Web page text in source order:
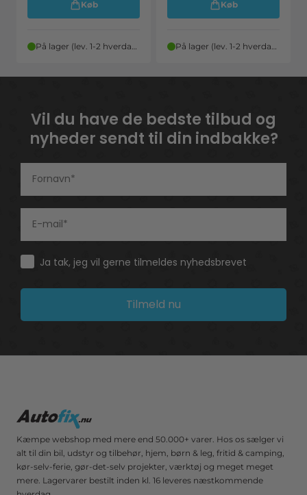
Køb Køb
Vil du have de bedste tilbud og
nyheder sendt til din indbakke?
Consent
Ja tak, jeg vil gerne tilmeldes nyhedsbrevet
Tilmeld nu
Kæmpe webshop med mere end 50.000+ varer. Hos os sælger vi
alt til din bil, udstyr og tilbehør, hjem, børn & leg, fritid & camping,
kør-selv-ferie, gør-det-selv projekter, værktøj og meget meget
mere. Lagervarer bestilt inden kl. 16 leveres næstkommende